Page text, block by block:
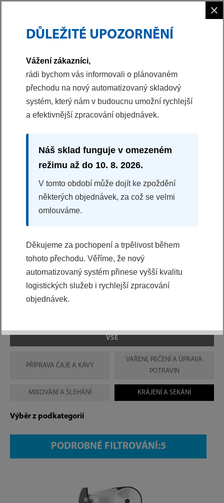
Pokud připravujete jídlo pro celou rodinu, hodně
běžném provozu, tak v sezóně sklizně.
Malé spotřebiče pro velké věci, se kterými zvládnete
PŘÍPRAVA ČAJE A KÁVY
VAŘENÍ, PEČENÍ A ÚPRAVA
POTRAVIN
MIXOVÁNÍ A ŠLEHÁNÍ KRÁJENÍ A SEKÁNÍ
VŠE
Výběr z podkategorií
PODROBNÉ FILTROVÁNÍ:
×
DŮLEŽITÉ UPOZORNĚNÍ
Vážení zákazníci,
rádi bychom vás informovali o plánovaném
přechodu na nový automatizovaný skladový
systém, který nám v budoucnu umožní rychlejší
a efektivnější zpracování objednávek.
Náš sklad funguje v omezeném
režimu až do 10. 8. 2026.
V tomto období může dojít ke zpoždění
některých objednávek, za což se velmi
omlouváme.
Děkujeme za pochopení a trpělivost během
tohoto přechodu. Věříme, že nový
automatizovaný systém přinese vyšší kvalitu
logistických služeb i rychlejší zpracování
objednávek.